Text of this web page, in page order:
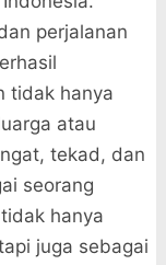
perjalanan
tidak hanya
atau
tekad, dan
seorang
hanya
juga sebagai